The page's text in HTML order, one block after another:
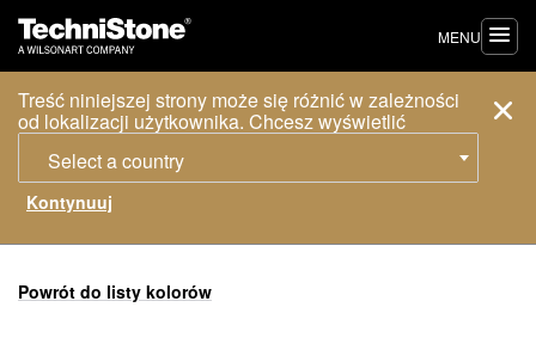
Treść niniejszej strony może się różnić w zależności
od lokalizacji użytkownika. Chcesz wyświetlić
Select a country
MENU
Powrót do listy kolorów